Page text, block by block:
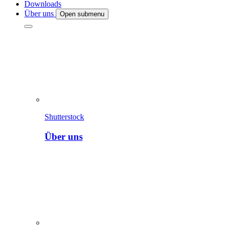
Downloads
Über uns
Open submenu
Shutterstock
Über uns